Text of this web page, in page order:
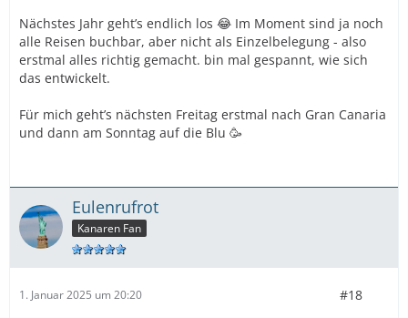
Nächstes Jahr geht’s endlich los 😂 Im Moment sind ja noch
alle Reisen buchbar, aber nicht als Einzelbelegung - also
erstmal alles richtig gemacht. bin mal gespannt, wie sich
das entwickelt.
Für mich geht’s nächsten Freitag erstmal nach Gran Canaria
und dann am Sonntag auf die Blu 🥳
Eulenrufrot
Kanaren Fan
1. Januar 2025 um 20:20 #18